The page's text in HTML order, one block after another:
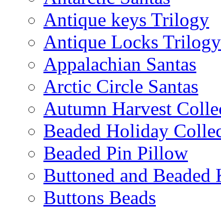
Antique keys Trilogy
Antique Locks Trilogy
Appalachian Santas
Arctic Circle Santas
Autumn Harvest
Beaded Holiday
Beaded Pin Pillow
Buttoned and Beaded
Buttons Beads